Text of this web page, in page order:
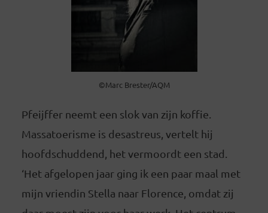
©Marc Brester/AQM
Pfeijffer neemt een slok van zijn koffie.
Massatoerisme is desastreus, vertelt hij
hoofdschuddend, het vermoordt een stad.
‘Het afgelopen jaar ging ik een paar maal met
mijn vriendin Stella naar Florence, omdat zij